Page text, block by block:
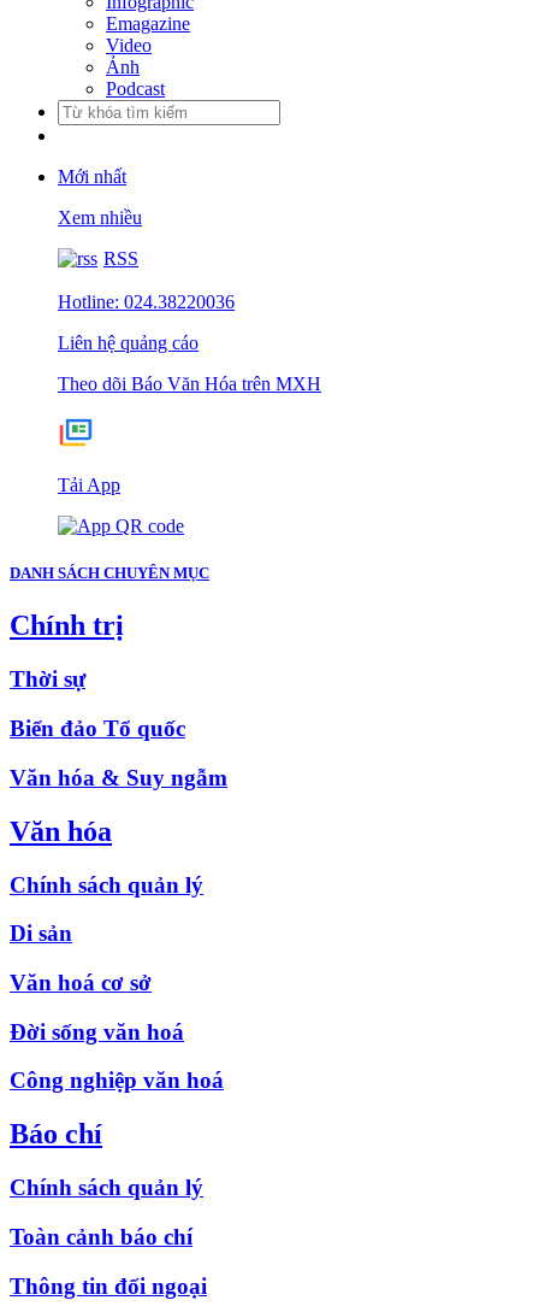
Emagazine
Video
Ảnh
Podcast
Mới nhất
Xem nhiều
RSS
Hotline: 024.38220036
Liên hệ quảng cáo
Theo dõi Báo Văn Hóa trên MXH
Tải App
DANH SÁCH CHUYÊN MỤC
Chính trị
Thời sự
Biển đảo Tổ quốc
Văn hóa & Suy ngẫm
Văn hóa
Chính sách quản lý
Di sản
Văn hoá cơ sở
Đời sống văn hoá
Công nghiệp văn hoá
Báo chí
Chính sách quản lý
Toàn cảnh báo chí
Thông tin đối ngoại